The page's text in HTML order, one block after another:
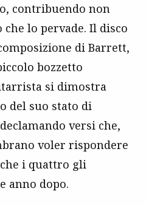
contribuendo non
lo pervade. Il disco
di Barrett,
bozzetto
si dimostra
del suo stato di
versi che,
voler rispondere
i quattro gli
anno dopo.